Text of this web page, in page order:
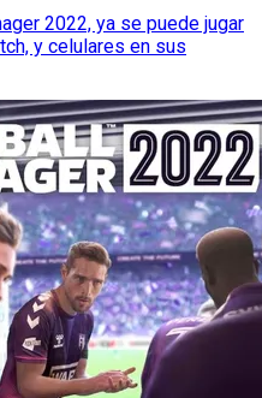
2022, ya se puede jugar
y celulares en sus